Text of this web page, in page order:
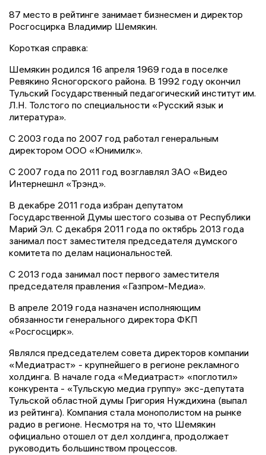
87 место в рейтинге занимает бизнесмен и директор
Росгосцирка Владимир Шемякин.
Короткая справка:
Шемякин родился 16 апреля 1969 года в поселке
Ревякино Ясногорского района. В 1992 году окончил
Тульский Государственный педагогический институт им.
Л.Н. Толстого по специальности «Русский язык и
литература».
С 2003 года по 2007 год работал генеральным
директором ООО «Юнимилк».
С 2007 года по 2011 год возглавлял ЗАО «Видео
Интернешнл «Трэнд».
В декабре 2011 года избран депутатом
Государственной Думы шестого созыва от Республики
Марий Эл. С декабря 2011 года по октябрь 2013 года
занимал пост заместителя председателя думского
комитета по делам национальностей.
С 2013 года занимал пост первого заместителя
председателя правления «Газпром-Медиа».
В апреле 2019 года назначен исполняющим
обязанности генерального директора ФКП
«Росгосцирк».
Являлся председателем совета директоров компании
«Медиатраст» - крупнейшего в регионе рекламного
холдинга. В начале года «Медиатраст» «поглотил»
конкурента - «Тульскую медиа группу» экс-депутата
Тульской областной думы Григория Нуждихина (выпал
из рейтинга). Компания стала монополистом на рынке
радио в регионе. Несмотря на то, что Шемякин
официально отошел от дел холдинга, продолжает
руководить большинством процессов.